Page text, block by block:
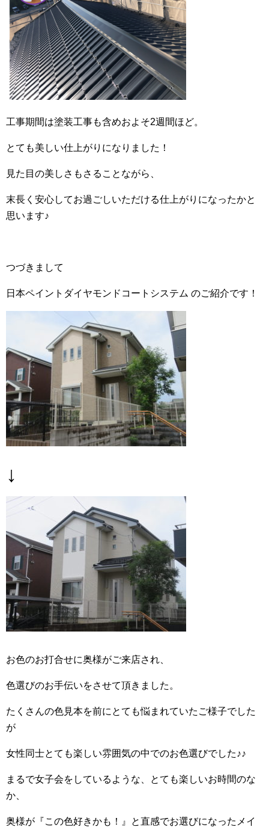
工事期間は塗装工事も含めおよそ2週間ほど。
とても美しい仕上がりになりました！
見た目の美しさもさることながら、
末長く安心してお過ごしいただける仕上がりになったかと
思います♪
つづきまして
日本ペイントダイヤモンドコートシステム のご紹介です！
↓
お色のお打合せに奥様がご来店され、
色選びのお手伝いをさせて頂きました。
たくさんの色見本を前にとても悩まれていたご様子でした
が
女性同士とても楽しい雰囲気の中でのお色選びでした♪♪
まるで女子会をしているような、とても楽しいお時間のな
か、
奥様が『この色好きかも！』と直感でお選びになったメイ